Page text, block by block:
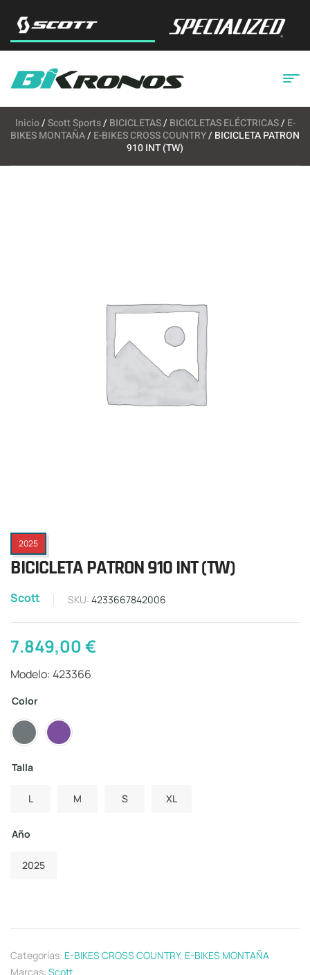
Inicio/Scott Sports/ BICICLETAS/ BICICLETAS ELÉCTRICAS/ E-
BIKES MONTAÑA/ E-BIKES CROSS COUNTRY/ BICICLETA PATRON
910 INT (TW)
2025
BICICLETA PATRON 910 INT (TW)
Scott SKU: 4233667842006
7.849,00€
Modelo: 423366
Color
Talla
L M S XL
Año
2025
Categorías: E-BIKES CROSS COUNTRY, E-BIKES MONTAÑA
Marcas: Scott